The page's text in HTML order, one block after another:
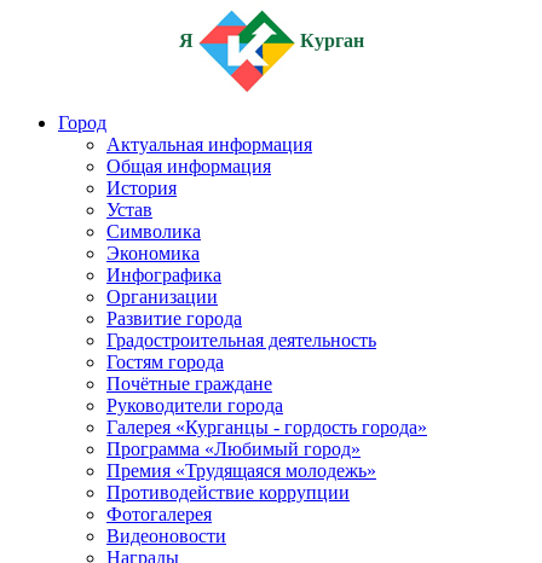
Я Курган
Город
Актуальная информация
Общая информация
История
Устав
Символика
Экономика
Инфографика
Организации
Развитие города
Градостроительная деятельность
Гостям города
Почётные граждане
Руководители города
Галерея «Курганцы - гордость города»
Программа «Любимый город»
Премия «Трудящаяся молодежь»
Противодействие коррупции
Фотогалерея
Видеоновости
Награды